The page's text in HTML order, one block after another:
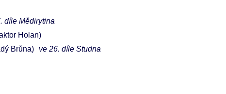
díle Mědirytina
Holan)
Brůna) ve 26. díle Studna